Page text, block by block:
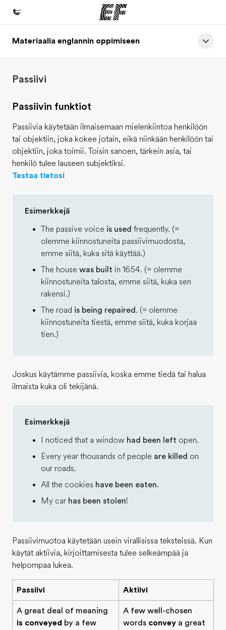
Koti
Kaikki EF-ohjelmat
EF-toimistot
Etsi toimisto lähelläsi
Tietoa Meistä -sivustolla
Tutustu meihin tarkemmin
Liity joukkoomme
Materiaalia englannin oppimiseen
Passiivi
Passiivin funktiot
Passiivia käytetään ilmaisemaan mielenkiintoa henkilöön
tai objektiin, joka kokee jotain, eikä niinkään henkilöön tai
objektiin, joka toimii. Toisin sanoen, tärkein asia, tai
henkilö tulee lauseen subjektiksi.
Testaa tietosi
Esimerkkejä
The passive voice is used frequently. (=
olemme kiinnostuneita passiivimuodosta,
emme siitä, kuka sitä käyttää.)
The house was built in 1654. (= olemme
kiinnostuneita talosta, emme siitä, kuka sen
rakensi.)
The road is being repaired . (= olemme
kiinnostuneita tiestä, emme siitä, kuka korjaa
tien.)
Joskus käytämme passiivia, koska emme tiedä tai halua
ilmaista kuka oli tekijänä.
Esimerkkejä
I noticed that a window had been left open.
Every year thousands of people are killed on
our roads.
All the cookies have been eaten.
My car has been stolen!
Passiivimuotoa käytetään usein virallisissa teksteissä. Kun
käytät aktiivia, kirjoittamisesta tulee selkeämpää ja
helpompaa lukea.
Passiivi Aktiivi
A great deal of meaning
is conveyed by a few
A few well-chosen
words convey a great